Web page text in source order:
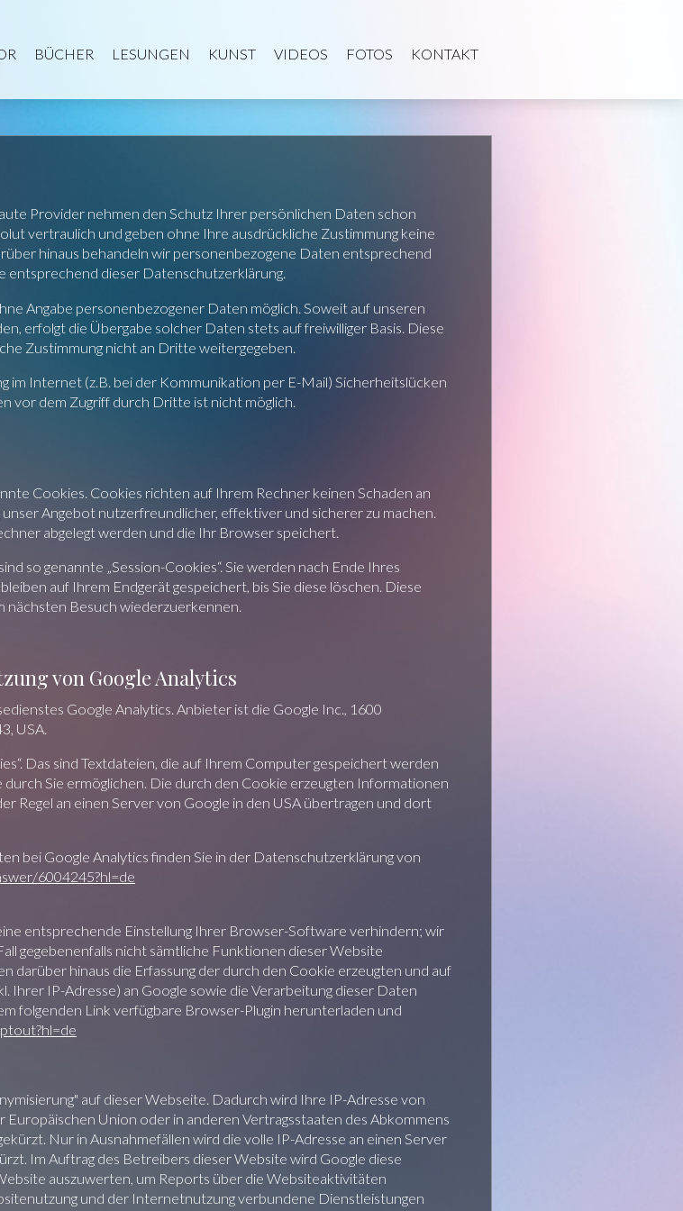
BÜCHER LESUNGEN KUNST VIDEOS FOTOS KONTAKT
Provider nehmen den Schutz Ihrer persönlichen Daten schon
vertraulich und geben ohne Ihre ausdrückliche Zustimmung keine
hinaus behandeln wir personenbezogene Daten entsprechend
dieser Datenschutzerklärung.
Angabe personenbezogener Daten möglich. Soweit auf unseren
erfolgt die Übergabe solcher Daten stets auf freiwilliger Basis. Diese
Zustimmung nicht an Dritte weitergegeben.
im Internet (z.B. bei der Kommunikation per E-Mail) Sicherheitslücken
vor dem Zugriff durch Dritte ist nicht möglich.
Cookies. Cookies richten auf Ihrem Rechner keinen Schaden an
Angebot nutzerfreundlicher, effektiver und sicherer zu machen.
abgelegt werden und die Ihr Browser speichert.
so genannte „Session-Cookies“. Sie werden nach Ende Ihres
auf Ihrem Endgerät gespeichert, bis Sie diese löschen. Diese
nächsten Besuch wiederzuerkennen.
von Google Analytics
Google Analytics. Anbieter ist die Google Inc., 1600
USA.
Das sind Textdateien, die auf Ihrem Computer gespeichert werden
Sie ermöglichen. Die durch den Cookie erzeugten Informationen
Regel an einen Server von Google in den USA übertragen und dort
bei Google Analytics finden Sie in der Datenschutzerklärung von
6004245?hl=de
entsprechende Einstellung Ihrer Browser-Software verhindern; wir
gegebenenfalls nicht sämtliche Funktionen dieser Website
darüber hinaus die Erfassung der durch den Cookie erzeugten und auf
Ihrer IP-Adresse) an Google sowie die Verarbeitung dieser Daten
folgenden Link verfügbare Browser-Plugin herunterladen und
auf dieser Webseite. Dadurch wird Ihre IP-Adresse von
Union oder in anderen Vertragsstaaten des Abkommens
Nur in Ausnahmefällen wird die volle IP-Adresse an einen Server
Im Auftrag des Betreibers dieser Website wird Google diese
auszuwerten, um Reports über die Websiteaktivitäten
und der Internetnutzung verbundene Dienstleistungen